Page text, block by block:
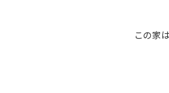
この家